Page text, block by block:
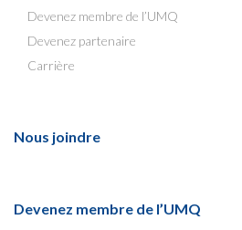
Devenez membre de l’UMQ
Devenez partenaire
Carrière
Nous joindre
Devenez membre de l’UMQ